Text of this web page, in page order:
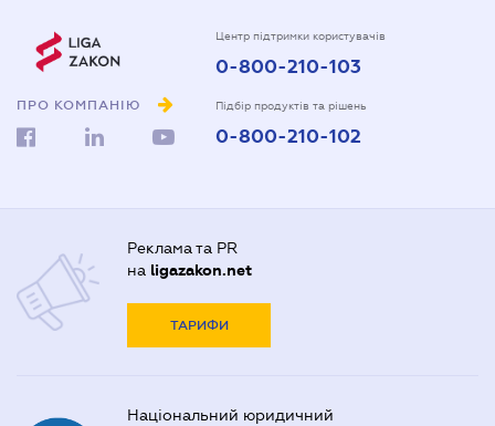
ПРО КОМПАНІЮ
Центр підтримки користувачів
0-800-210-103
Підбір продуктів та рішень
0-800-210-102
Реклама та PR
на ligazakon.net
ТАРИФИ
Національний юридичний